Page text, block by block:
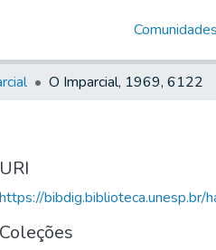
O Imparcial, 1969, 6122
URI
https://
Coleções